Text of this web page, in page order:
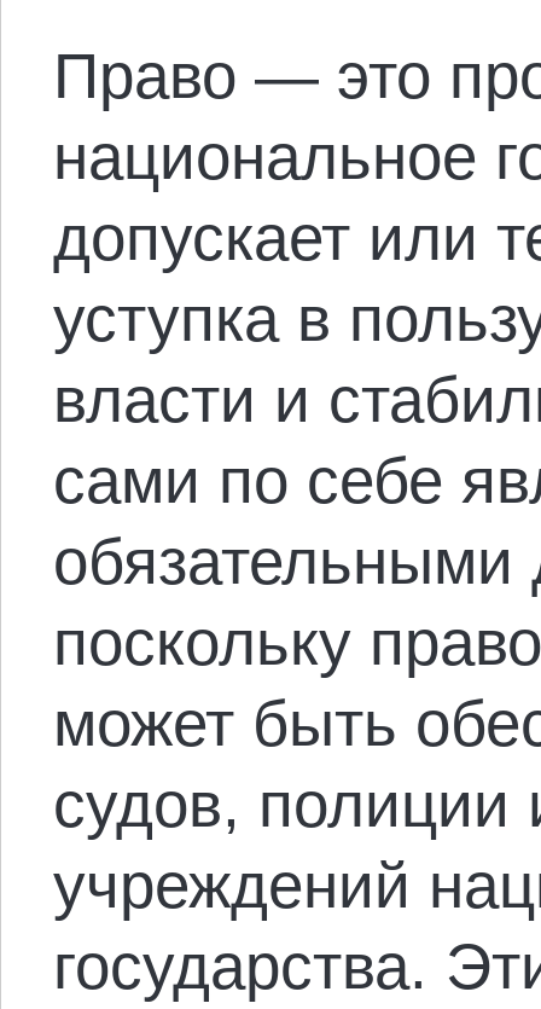
Право — это
национальное
допускает или
уступка в
власти и
сами по себе
поскольку
может быть
судов, полиции
учреждений
государства.